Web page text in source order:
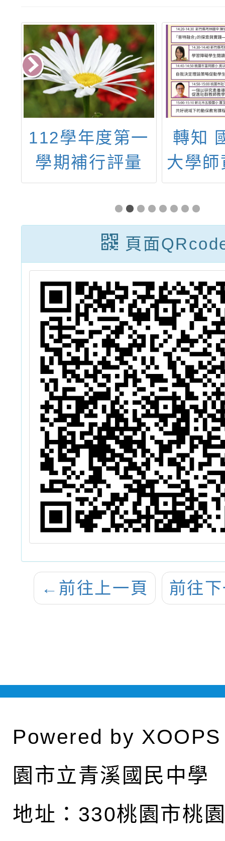
112學年度第一
學期補行評量
（補考）日程表
與注意事項
轉知
大學
心辦
跨域
碩大
學、
及師
專業
（以下
計畫
頁面
← 前往上一頁 前往
Powered by XOOPS
園市立青溪國民中學
地址： 330桃園市桃